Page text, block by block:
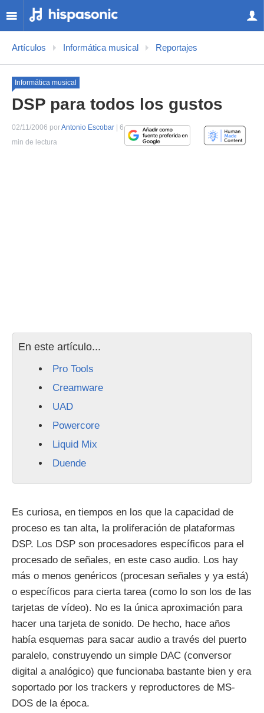
Artículos Informática musical Reportajes
Informática musical
DSP para todos los gustos
02/11/2006 porAntonio Escobar | 6
min de lectura
En este artículo...
Pro Tools
Creamware
UAD
Powercore
Liquid Mix
Duende
Es curiosa, en tiempos en los que la capacidad de
proceso es tan alta, la proliferación de plataformas
DSP. Los DSP son procesadores específicos para el
procesado de señales, en este caso audio. Los hay
más o menos genéricos (procesan señales y ya está)
o específicos para cierta tarea (como lo son los de las
tarjetas de vídeo). No es la única aproximación para
hacer una tarjeta de sonido. De hecho, hace años
había esquemas para sacar audio a través del puerto
paralelo, construyendo un simple DAC (conversor
digital a analógico) que funcionaba bastante bien y era
soportado por los trackers y reproductores de MS-
DOS de la época.